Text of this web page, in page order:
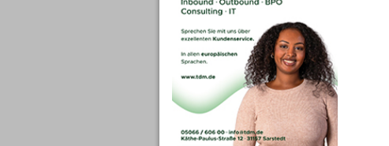
Outbound